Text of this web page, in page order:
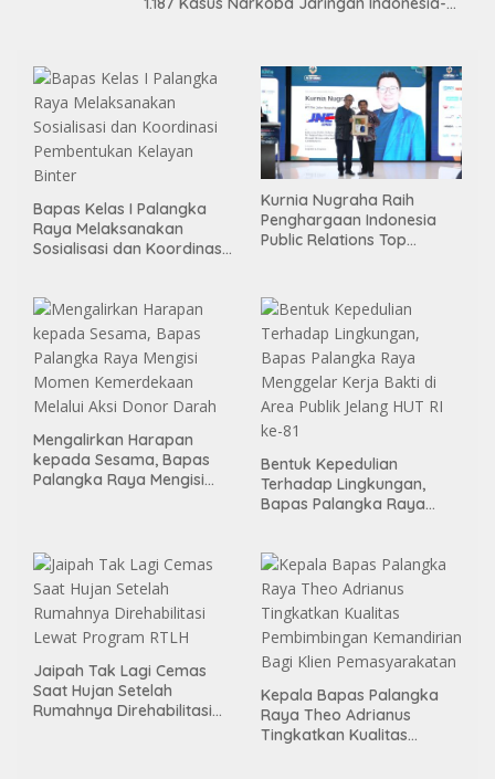
Bapas Kelas I Palangka
Raya Melaksanakan
Sosialisasi dan Koordinasi
Kurnia Nugraha Raih
Penghargaan Indonesia
Public Relations Top
Mengalirkan Harapan
kepada Sesama, Bapas
Palangka Raya Mengisi
Bentuk Kepedulian
Terhadap Lingkungan,
Bapas Palangka Raya
ke-81
Jaipah Tak Lagi Cemas
Saat Hujan Setelah
Rumahnya Direhabilitasi
Kepala Bapas Palangka
Raya Theo Adrianus
Tingkatkan Kualitas